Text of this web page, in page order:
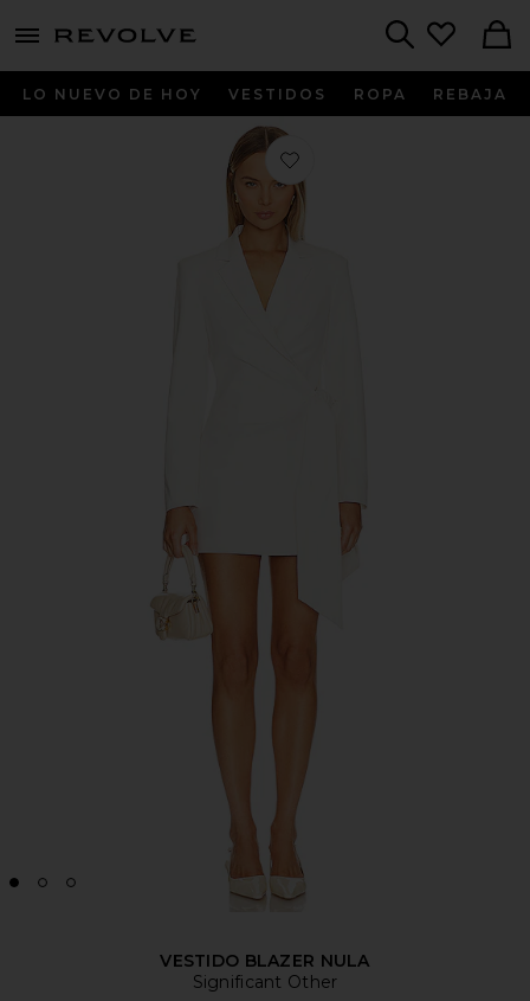
menu - shows more content
LO NUEVO DE HOY VESTIDOS ROPA REBAJA
Favorito VESTIDO BLAZER NULA
VESTIDO BLAZER NULA
Significant Other